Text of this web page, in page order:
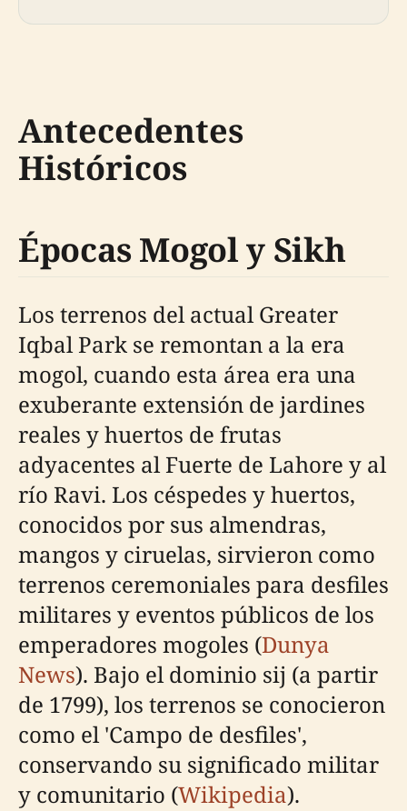
Antecedentes
Históricos
Épocas Mogol y Sikh
Los terrenos del actual Greater
Iqbal Park se remontan a la era
mogol, cuando esta área era una
exuberante extensión de jardines
reales y huertos de frutas
adyacentes al Fuerte de Lahore y al
río Ravi. Los céspedes y huertos,
conocidos por sus almendras,
mangos y ciruelas, sirvieron como
terrenos ceremoniales para desfiles
militares y eventos públicos de los
emperadores mogoles (Dunya
News). Bajo el dominio sij (a partir
de 1799), los terrenos se conocieron
como el 'Campo de desfiles',
conservando su significado militar
y comunitario (Wikipedia).